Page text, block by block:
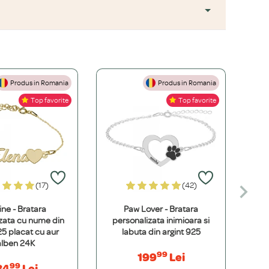
+
este mai accesibilă, dar necesită îngrijire atentă. O bijuterie
de durabil, hipoalergenic și perfect pentru un stil de viață
din surse europene, aliat în propriul nostru atelier.
Produs in Romania
Top favorite
- Bratara
cu nume din
placat cu aur
24K
99
(17)
Produs in Romania
Top favorite
Paw Lover - Bratara
personalizata inimioara si
labuta din argint 925
19999Lei
(42)